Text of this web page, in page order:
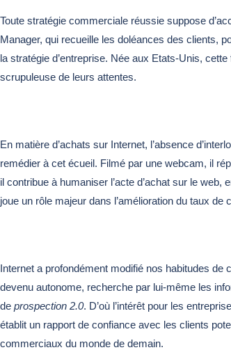
Toute stratégie commerciale réussie suppose
Manager, qui recueille les doléances des clients,
la stratégie d’entreprise. Née aux Etats-Unis,
scrupuleuse de leurs attentes.
En matière d’achats sur Internet, l’absence
remédier à cet écueil. Filmé par une webcam, il
il contribue à humaniser l’acte d’achat sur le
joue un rôle majeur dans l’amélioration du taux
Internet a profondément modifié nos habitudes de
devenu autonome, recherche par lui-même les
de prospection 2.0. D’où l’intérêt pour les
établit un rapport de confiance avec les clients
commerciaux du monde de demain.